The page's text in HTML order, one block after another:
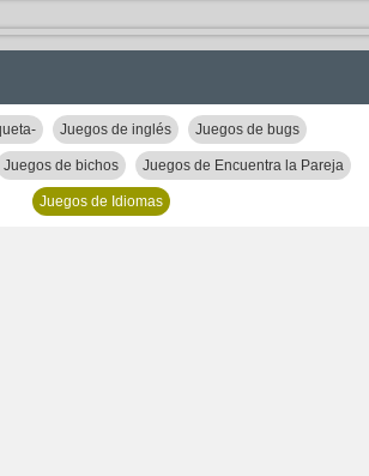
Juegos de inglés Juegos de bugs
Juegos de bichos Juegos de Encuentra la Pareja
Juegos de Idiomas